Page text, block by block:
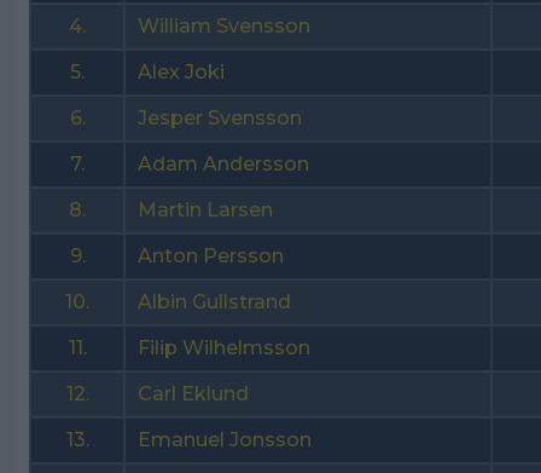
4.
William Svensson
5.
Alex Joki
6.
Jesper Svensson
7.
Adam Andersson
8.
Martin Larsen
9.
Anton Persson
10.
Albin Gullstrand
11.
Filip Wilhelmsson
12.
Carl Eklund
13.
Emanuel Jonsson